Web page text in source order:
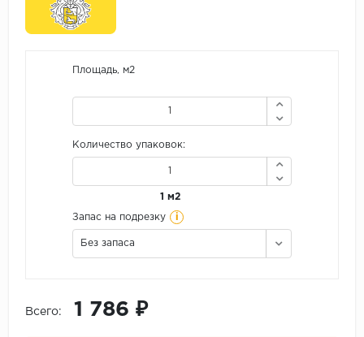
Площадь, м2
Количество упаковок:
1 м2
Запас на подрезку i
Без запаса
Всего: 1 786 ₽